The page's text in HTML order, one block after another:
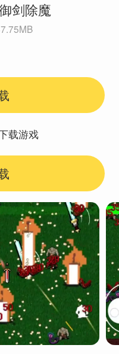
剑除魔
载游戏